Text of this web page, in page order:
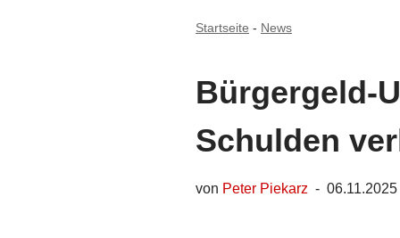
Startseite - News
Bürgergeld-
Schulden
von Peter Piekarz 06.11.2025